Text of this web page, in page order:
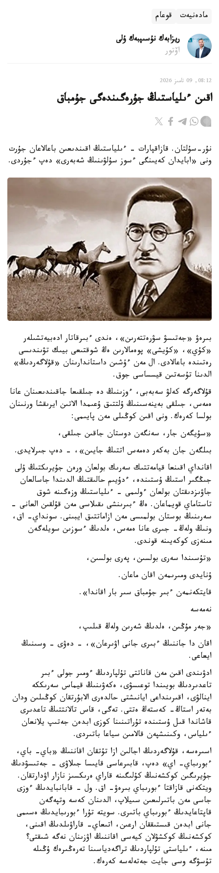
مادەنيەت قوعام
ريزابەك نۇسىپبەك ۇلى
اۆتور
08:12, 09 تامىز 2026
اقىن ءىلياستىڭ جۇرەگىندەگى جۇمباق
نۇر-سۇلتان. قازاقپارات - ءىلياستىڭ اقىندىعىن باعالاعان جۇرت
ونى «ابايدان كەيىنگى ءسوز سۇلۋىنىڭ شەبەرى» دەپ ءجۇردى.
بىرەۋ «جەتىسۋ سۋرەتتەرىن»، ەندى ءبىرقاتار ادەبيەتشىلەر
«كۇي»، «كۇيشى» پوەمالارىن ەڭ شوقتىعى بيىك تۋىندىسى
رەتىندە باعالادى. ال مەن ءۇشىن داستاندارىنان «قۇلاگەردىڭ»
الدىنا تۇسەتىن قيسساسى جوق.
قۇلاگەرگە كەلۋ سەبەبى، ءوزىنىڭ دە جىلقىعا جاقىندىعىنان عانا
ەمەس، جىلقى بەينەسىنىڭ ۇلتتىق ۇعىمدا الاتىن ايرىقشا ورنىنان
بولسا كەرەك. ونى اقىن كوڭىلى مەن پايىمى:
«سۇيگەن جار، سەنگەن دوستان جاقىن جىلقى،
بىلگەن جان بەكەر دەمەس اتتىڭ جايىن»، - دەپ جىرلايدى.
اقانداي اقىنعا قيامەتتىك سەرىك بولعان ورەن جۇيرىكتىڭ ۇلى
جىڭگىر استىڭ ۇستىندە، ءدۇيىم حالىقتىڭ الدىندا جاسالعان
جاۋىزدىقتان بولعان ءولىمى - ءىلياستىڭ وزەگىنە شوق
تاستاماي قويماعان. ەڭ ءبىرىنشى ىقىلاسى مەن قۇلقىن العانى -
سەرىنىڭ بوستان بولمىسى مەن ازاماتتىق ايبىنى. سونداي- اق،
ونىڭ ولەڭ- جىرى عانا ەمەس، ەلدىڭ ءسوزىن سويلەگەن
مىنەزى كوكەيىنە قوندى.
«تۇسىندا سەرى بولسىن، پەرى بولسىن،
ۇنايدى ومىرىمەن اقان ماعان.
قايتكەنمەن ءبىر جۇمباق سىر بار اقاندا».
نەمەسە
«جەر مۇڭىن، ەلدىڭ شەرىن ولەڭ قىلىپ،
اقان دا جاننىڭ ءبىرى جانى اۋىرعان»، - دەۋى - وسىنىڭ
ايعاعى.
ادۋىندى اقىن مەن قاناتتى تۇلپاردىڭ ءومىر جولى ءبىر
تاعدىردىڭ بويىندا توعىسۋى، ەكەۋىنىڭ قيماس سەرىككە
اينالۋى، اقىرىنداعى ايانىشتى حالدەرى الابۇرتقان كوڭىلىن ودان
بەتەر استاڭ- كەستەڭ ەتتى. تەگى، قاس تالانتتىڭ تاعدىرى
قاشاندا قىل ۇستىندە تۇراتىنىنا كوزى ابدەن جەتىپ يلانعان
ءىلياس، وكىنىشپەن قالامىن سياعا باتىردى.
اسىرەسە، قۇلاگەردىڭ اجالىن ازا تۇتقان اقاننىڭ «باي- باي،
ءبورىباي- اي» دەپ، قابىرعاسى قايىسا جىلاۋى - جەتىسۋدىڭ
جۇيرىگىن كوكشەنىڭ كۇلىگىنە قاراي ەرىكسىز نازار اۋدارتقان.
ويتكەنى قازاقتا ءبورىباي بىرەۋ- اق. ول - قابانبايدىڭ ءوزى
جاسى مەن باتىرلىعىن سىيلاپ، الدىنان كەسە وتپەگەن
قاپتاعايدىڭ ءبورىباي باتىرى. سويتە تۇرا ءبورىبايدىڭ ەسىمى
جانى ابدەن قىستىققان ارعىن، اتىعاي- قاراۋىلدىڭ اقىنى،
كوكشەنىڭ كوكشۋلان كيەسى اقاننىڭ اۋزىنان نەگە شىقتى؟
مىنە، ءىلياستى تۇلپاردىڭ تراگەدياسىنا تەرەڭىرەك ۇڭىلە
تۇسۋگە وسى جايت جەتەلەسە كەرەك.